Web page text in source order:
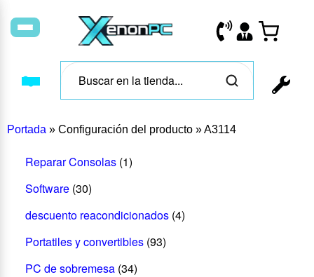
Portada » Configuración del producto »A3114
Reparar Consolas (1)
Software (30)
descuento reacondicionados (4)
Portatiles y convertibles (93)
PC de sobremesa (34)